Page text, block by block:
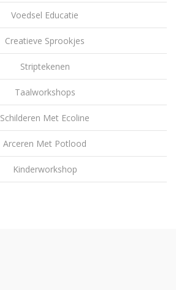
Voedsel Educatie
Creatieve Sprookjes
Striptekenen
Taalworkshops
Schilderen Met Ecoline
Arceren Met Potlood
Kinderworkshop